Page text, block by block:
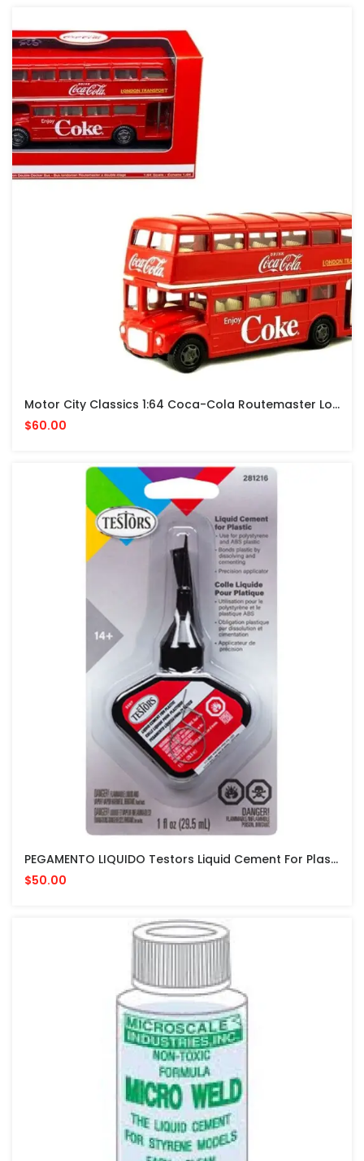
Motor City Classics 1:64 Coca-Cola Routemaster London Double Decker Bus – Red
$60.00
PEGAMENTO LIQUIDO Testors Liquid Cement For Plastic Models 1 Fl Oz PARA MODELISMO
$50.00